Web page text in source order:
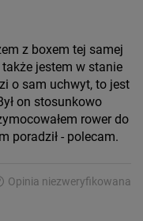
z boxem tej samej
jestem w stanie
o sam uchwyt, to jest
on stosunkowo
rower do
poradził - polecam.
Opinia niezweryfikowana